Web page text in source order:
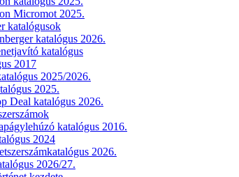
Micromot 2025.
katalógusok
katalógus 2026.
katalógus
2017
2025/2026.
2025.
Deal katalógus 2026.
katalógus 2016.
2024
2026.
2026/27.